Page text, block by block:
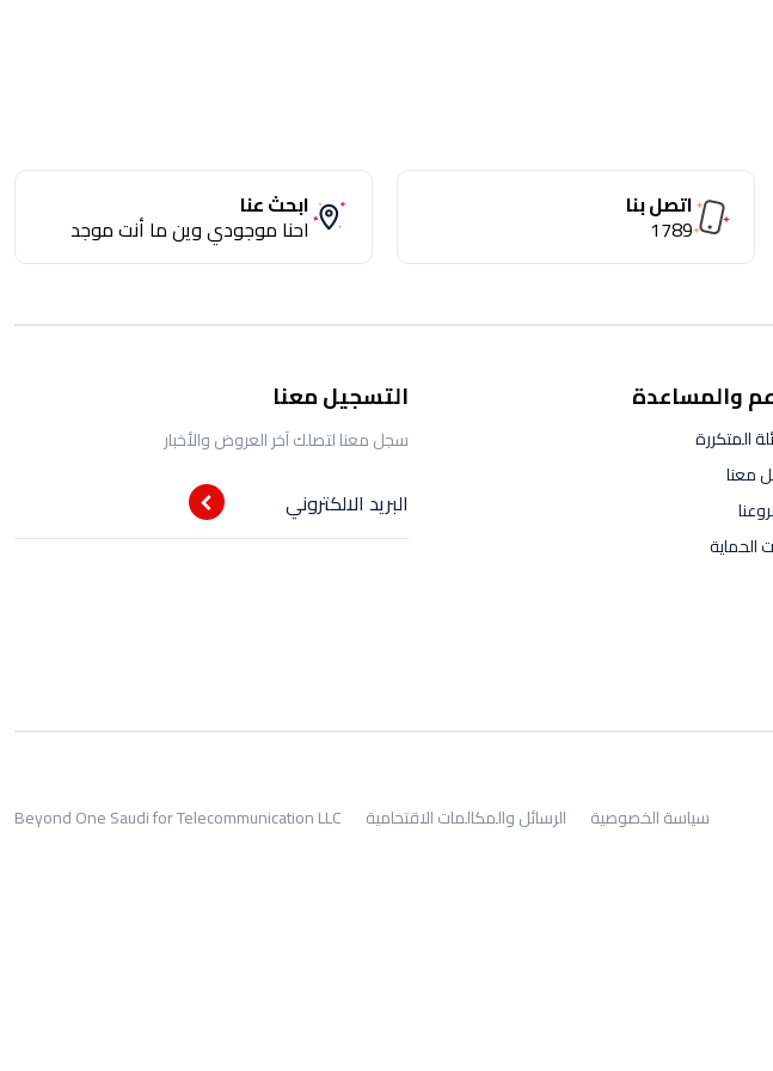
اتصل بنا
1789
ابحث عنا
احنا موجودي وين ما أنت موجد
والمساعدة
المتكررة
معنا
الحماية
التسجيل معنا
سجل معنا لتصلك آخر العروض والأخبار
البريد الالكتروني
سياسة الخصوصية الرسائل والمكالمات الاقتحامية Beyond One Saudi for Telecommunication LLC